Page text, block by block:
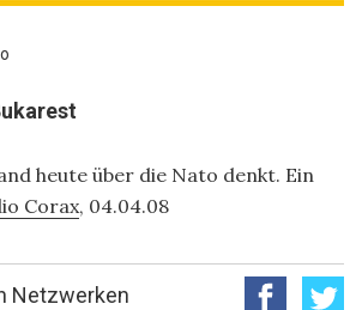
heute über die Nato denkt. Ein
Corax, 04.04.08
Netzwerken